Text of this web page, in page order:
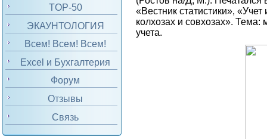
TOP-50
ЭКАУНТОЛОГИЯ
Всем! Всем! Всем!
Excel и Бухгалтерия
Форум
Отзывы
Связь
«Вестник статистики»,
колхозах и совхозах». Тема:
учета.